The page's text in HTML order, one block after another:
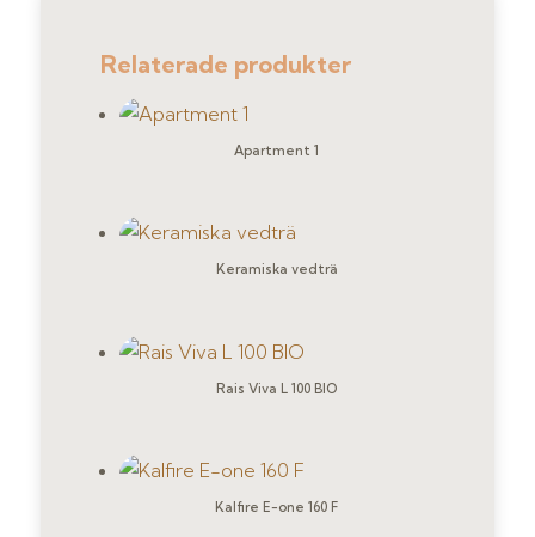
Relaterade produkter
Apartment 1
Keramiska vedträ
Rais Viva L 100 BIO
Kalfire E-one 160 F